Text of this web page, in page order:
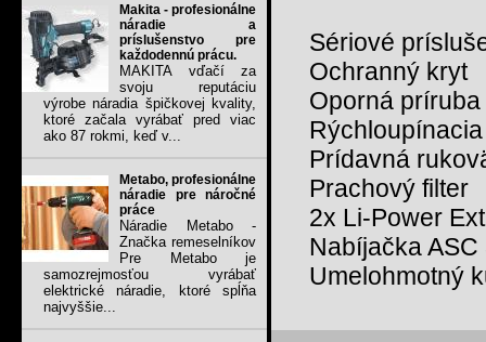
Makita - profesionálne
náradie a
príslušenstvo pre
každodennú prácu.
MAKITA vďačí za
svoju reputáciu
výrobe náradia špičkovej kvality,
ktoré začala vyrábať pred viac
ako 87 rokmi, keď v...
Metabo, profesionálne
náradie pre náročné
práce
Náradie Metabo -
Značka remeselníkov
Pre Metabo je
samozrejmosťou vyrábať
elektrické náradie, ktoré spĺňa
najvyššie...
Sériové
Ochranný kryt
Oporná príruba
Prídavná
Prachový filter
2x Li-Power
Nabíjačka
Umelohmotný